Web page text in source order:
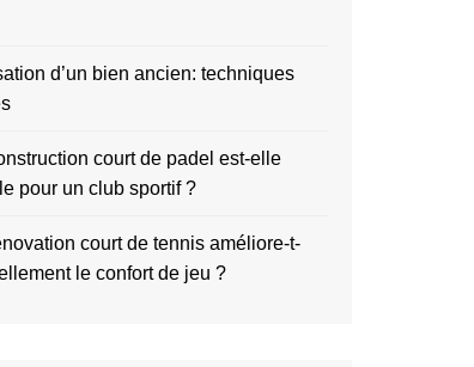
d’un bien ancien: techniques
court de padel est-elle
pour un club sportif ?
court de tennis améliore-t-
le confort de jeu ?